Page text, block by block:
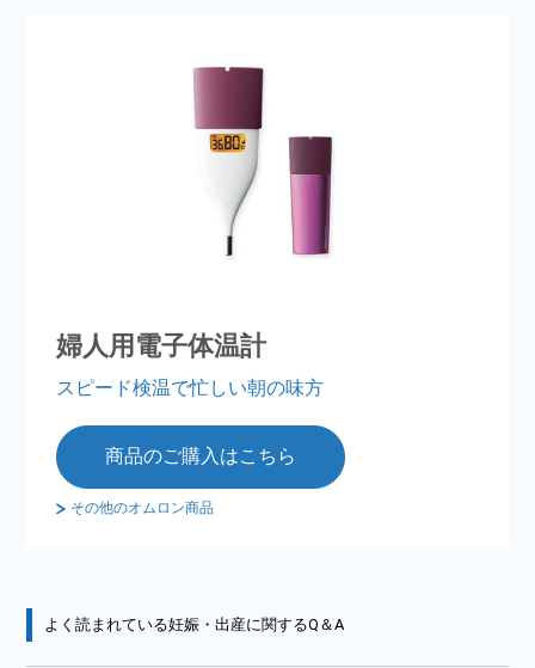
婦人用電子体温計
スピード検温で忙しい朝の味方
商品のご購入はこちら
その他のオムロン商品
よく読まれている妊娠・出産に関するQ＆A